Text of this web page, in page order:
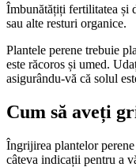
Îmbunătățiți fertilitatea și
sau alte resturi organice.
Plantele perene trebuie
este răcoros și umed.
asigurându-vă că solul
Cum să aveți
Îngrijirea plantelor
câteva indicații pentru a